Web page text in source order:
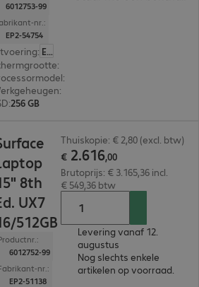
6012753-99
nr.:
EP2-54754
: Europa
:
:
:
:256 GB
8th
UX7
512GB
6012752-99
nr.:
EP2-51138
Thuiskopie: € 2,80 (excl. btw)
€ 2.616,00
Brutoprijs: € 3.165,36 incl.
€ 549,36 btw
Levering vanaf 12.
augustus
Nog slechts enkele
artikelen op voorraad.